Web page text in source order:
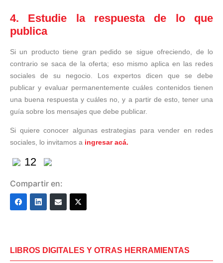
4.
Estudie la respuesta de lo que
publica
Si un producto tiene gran pedido se sigue ofreciendo, de lo
contrario se saca de la oferta; eso mismo aplica en las redes
sociales de su negocio. Los expertos dicen que se debe
publicar y evaluar permanentemente cuáles contenidos tienen
una buena respuesta y cuáles no, y a partir de esto, tener una
guía sobre los mensajes que debe publicar.
Si quiere conocer algunas estrategias para vender en redes
sociales, lo invitamos a ingresar acá.
12
Compartir en:
LIBROS DIGITALES Y OTRAS HERRAMIENTAS